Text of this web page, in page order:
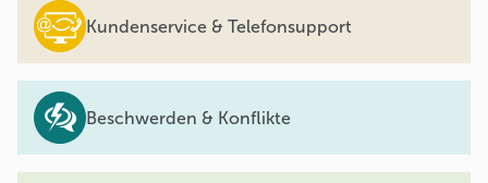
Kundenservice & Telefonsupport
Beschwerden & Konflikte